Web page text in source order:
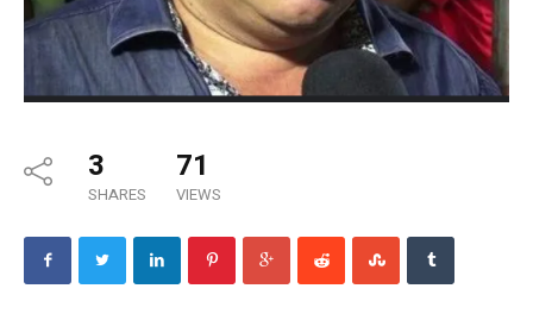
3
SHARES
71
VIEWS